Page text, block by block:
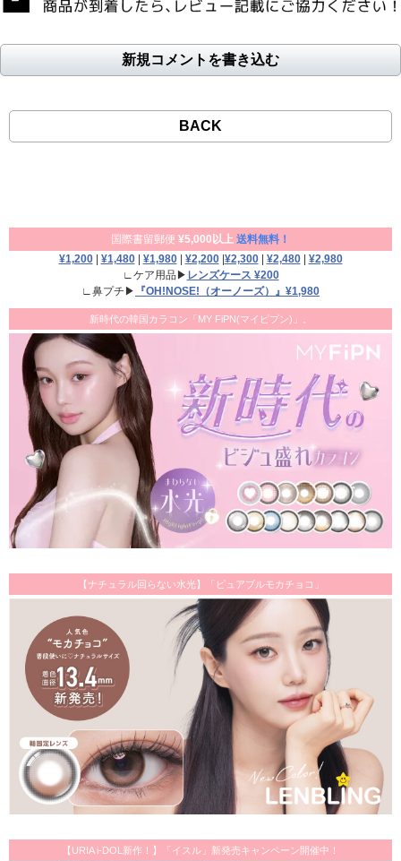
新規コメントを書き込む
BACK
国際書留郵便 ¥5,000以上 送料無料！
¥1,200| ¥1,480| ¥1,980| ¥2,200|¥2,300| ¥2,480| ¥2,980
∟ケア用品▶ レンズケース ¥200
∟鼻プチ▶
『OH!NOSE!（オーノーズ）』¥1,980
新時代の韓国カラコン「MY FiPN(マイピプン)」。
【ナチュラル回らない水光】「ピュアブルモカチョコ」
【URIA i-DOL新作！】「イスル」新発売キャンペーン開催中！